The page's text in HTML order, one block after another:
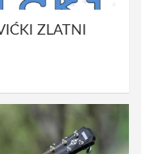
ZLATNI